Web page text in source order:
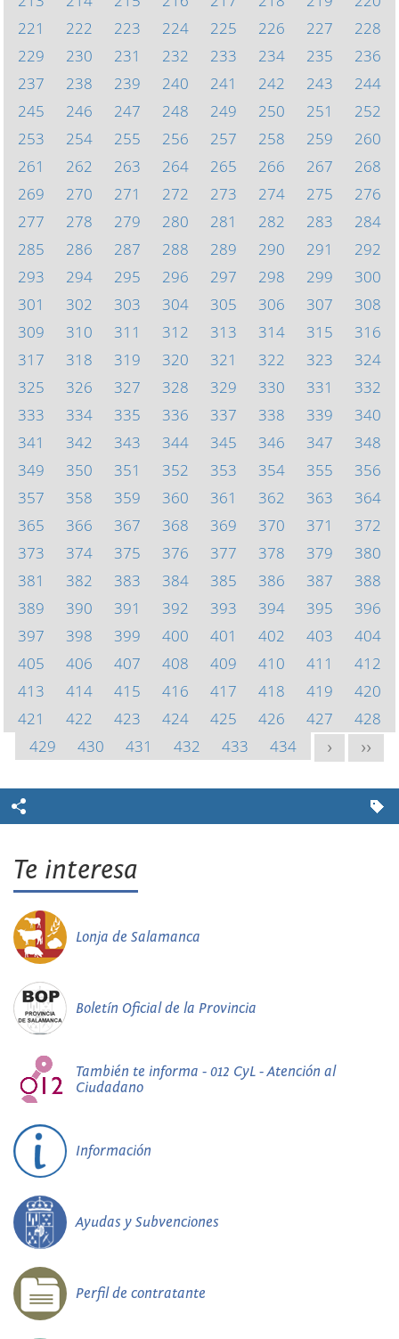
221
222 223 224 225 226 227
228
229
230 231 232 233 234 235
236
237
238 239 240 241 242 243
244
245
246 247 248 249 250 251
252
253
254 255 256 257 258 259
260
261
262 263 264 265 266 267
268
269
270 271 272 273 274 275
276
277
278 279 280 281 282 283
284
285
286 287 288 289 290 291
292
293
294 295 296 297 298 299
300
301
302 303 304 305 306 307
308
309
310 311 312 313 314 315
316
317
318 319 320 321 322 323
324
325
326 327 328 329 330 331
332
333
334 335 336 337 338 339
340
341
342 343 344 345 346 347
348
349
350 351 352 353 354 355
356
357
358 359 360 361 362 363
364
365
366 367 368 369 370 371
372
373
374 375 376 377 378 379
380
381
382 383 384 385 386 387
388
389
390 391 392 393 394 395
396
397
398 399 400 401 402 403
404
405
406 407 408 409 410 411
412
413
414 415 416 417 418 419
420
421
422 423 424 425 426 427
428
429
430 431 432 433 434 > >>
Te interesa
Lonja de Salamanca
Boletín Oficial de la Provincia
También te informa - 012 CyL - Atención al
Ciudadano
Información
Ayudas y Subvenciones
Perfil de contratante